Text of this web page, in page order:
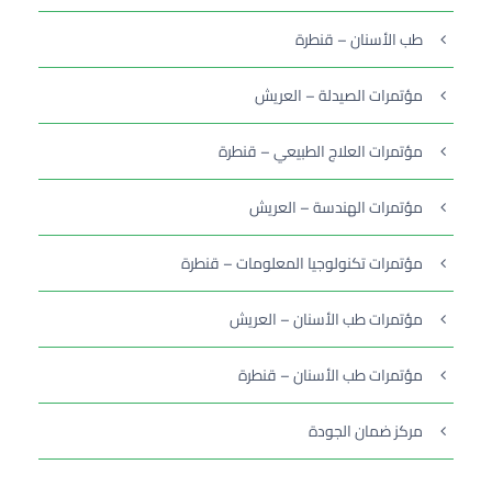
طب الأسنان – قنطرة
مؤتمرات الصيدلة – العريش
مؤتمرات العلاج الطبيعي – قنطرة
مؤتمرات الهندسة – العريش
مؤتمرات تكنولوجيا المعلومات – قنطرة
مؤتمرات طب الأسنان – العريش
مؤتمرات طب الأسنان – قنطرة
مركز ضمان الجودة